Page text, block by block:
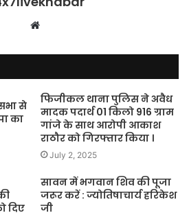
Website
से
का
फिजीकल थाना पुलिस ने अवैध
मादक पदार्थ 01 किलो 916 ग्राम
गांजे के साथ आरोपी आकाश
राठौर को गिरफ्तार किया ।
July 2, 2025
दिए
सावन में भगवान शिव की पूजा
जरूर करें : ज्योतिषाचार्य हरिकेश
जी